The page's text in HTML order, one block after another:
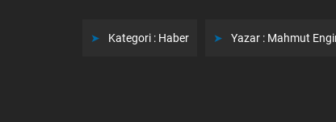
Kategori : Haber Yazar : Mahmut